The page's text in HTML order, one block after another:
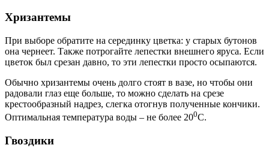
Хризантемы
При выборе обратите на серединку цветка: у старых бутонов
она чернеет. Также потрогайте лепестки внешнего яруса. Если
цветок был срезан давно, то эти лепестки просто осыпаются.
Обычно хризантемы очень долго стоят в вазе, но чтобы они
радовали глаз еще больше, то можно сделать на срезе
крестообразный надрез, слегка отогнув полученные кончики.
Оптимальная температура воды – не более 200С.
Гвоздики